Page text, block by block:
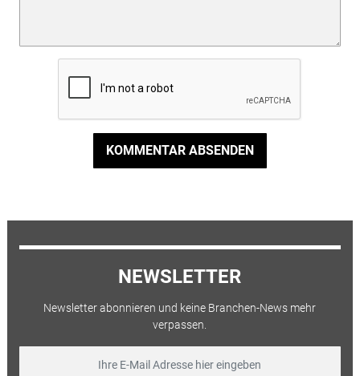
KOMMENTAR ABSENDEN
NEWSLETTER
Newsletter abonnieren und keine Branchen-News mehr
verpassen.